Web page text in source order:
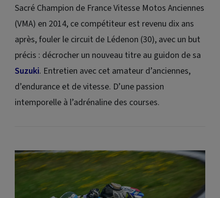
Sacré Champion de France Vitesse Motos Anciennes
(VMA) en 2014, ce compétiteur est revenu dix ans
après, fouler le circuit de Lédenon (30), avec un but
précis : décrocher un nouveau titre au guidon de sa
Suzuki. Entretien avec cet amateur d’anciennes,
d’endurance et de vitesse. D’une passion
intemporelle à l’adrénaline des courses.